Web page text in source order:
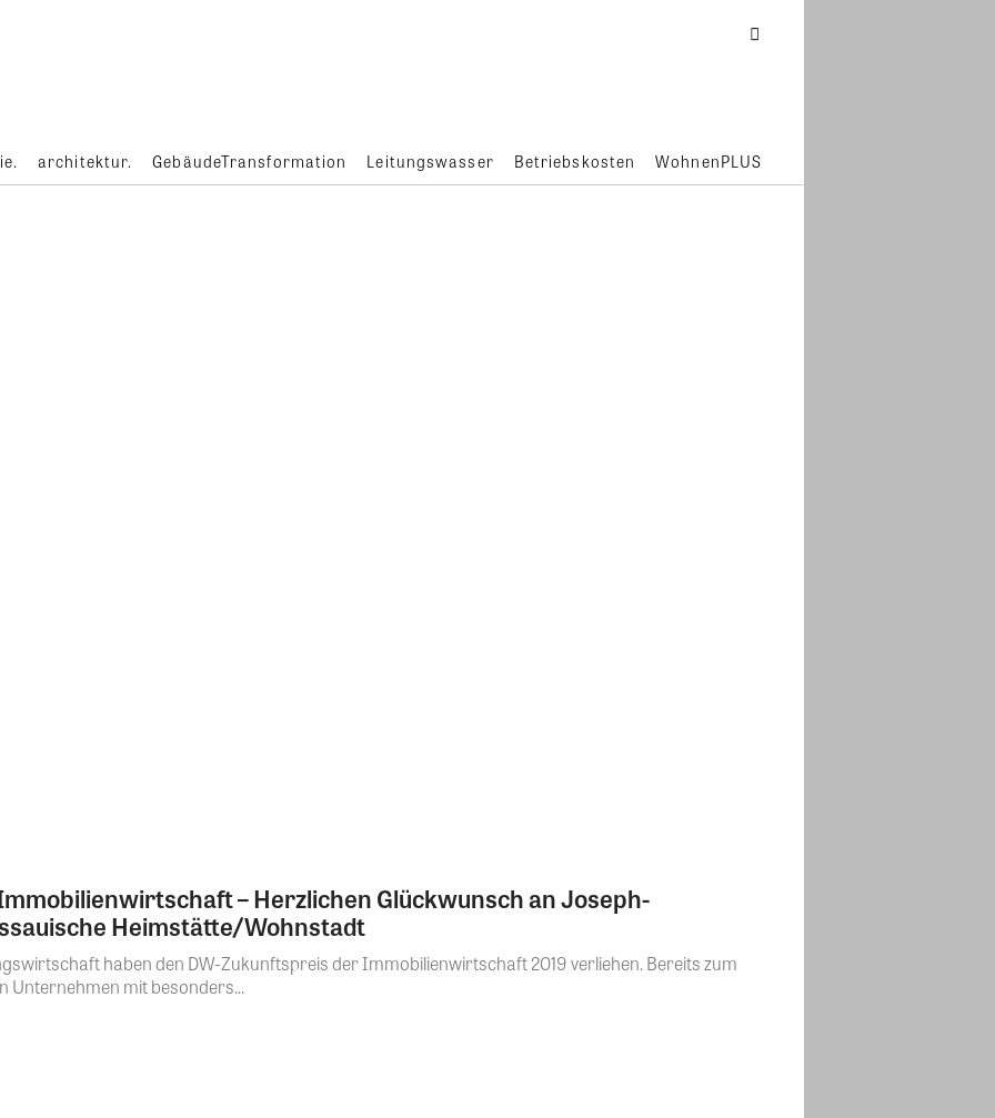
architektur. GebäudeTransformation Leitungswasser Betriebskosten WohnenPLUS
– Herzlichen Glückwunsch an Joseph-
Heimstätte/Wohnstadt
haben den DW-Zukunftspreis der Immobilienwirtschaft 2019 verliehen. Bereits zum
Unternehmen mit besonders...